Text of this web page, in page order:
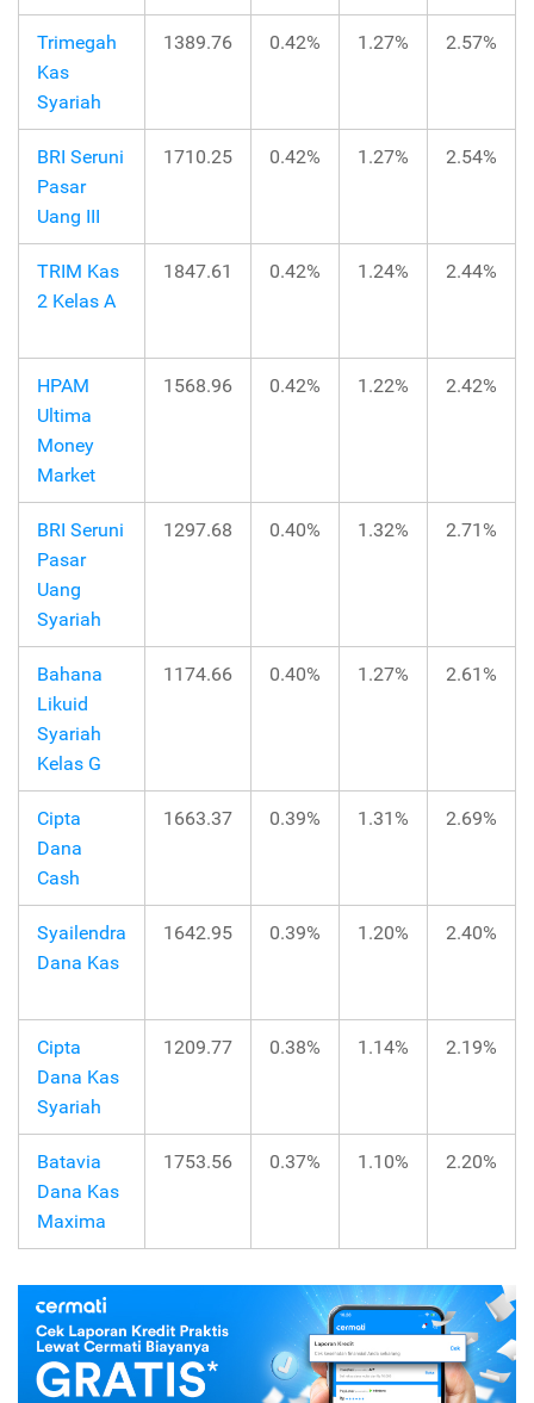
Trimegah
Kas
Syariah
1389.76 0.42% 1.27% 2.57%
BRI Seruni
Pasar
Uang III
1710.25 0.42% 1.27% 2.54%
TRIM Kas
2 Kelas A
1847.61 0.42% 1.24% 2.44%
HPAM
Ultima
Money
Market
1568.96 0.42% 1.22% 2.42%
BRI Seruni
Pasar
Uang
Syariah
1297.68 0.40% 1.32% 2.71%
Bahana
Likuid
Syariah
Kelas G
1174.66 0.40% 1.27% 2.61%
Cipta
Dana
Cash
1663.37 0.39% 1.31% 2.69%
Syailendra
Dana Kas
1642.95 0.39% 1.20% 2.40%
Cipta
Dana Kas
Syariah
1209.77 0.38% 1.14% 2.19%
Batavia
Dana Kas
Maxima
1753.56 0.37% 1.10% 2.20%